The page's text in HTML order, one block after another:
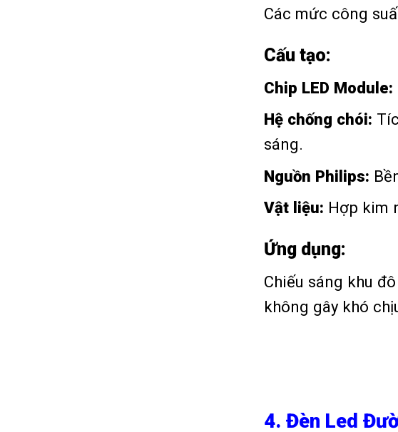
Các mức công
Cấu tạo:
Chip LED Module:
Hệ chống chói:
sáng.
Nguồn Philips:
Vật liệu: Hợp kim
Ứng dụng:
Chiếu sáng khu
không gây khó
4. Đèn Led